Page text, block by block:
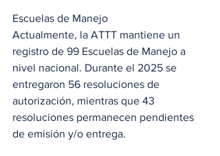
Escuelas de Manejo
Actualmente, la ATTT mantiene un
registro de 99 Escuelas de Manejo a
nivel nacional. Durante el 2025 se
entregaron 56 resoluciones de
autorización, mientras que 43
resoluciones permanecen pendientes
de emisión y/o entrega.